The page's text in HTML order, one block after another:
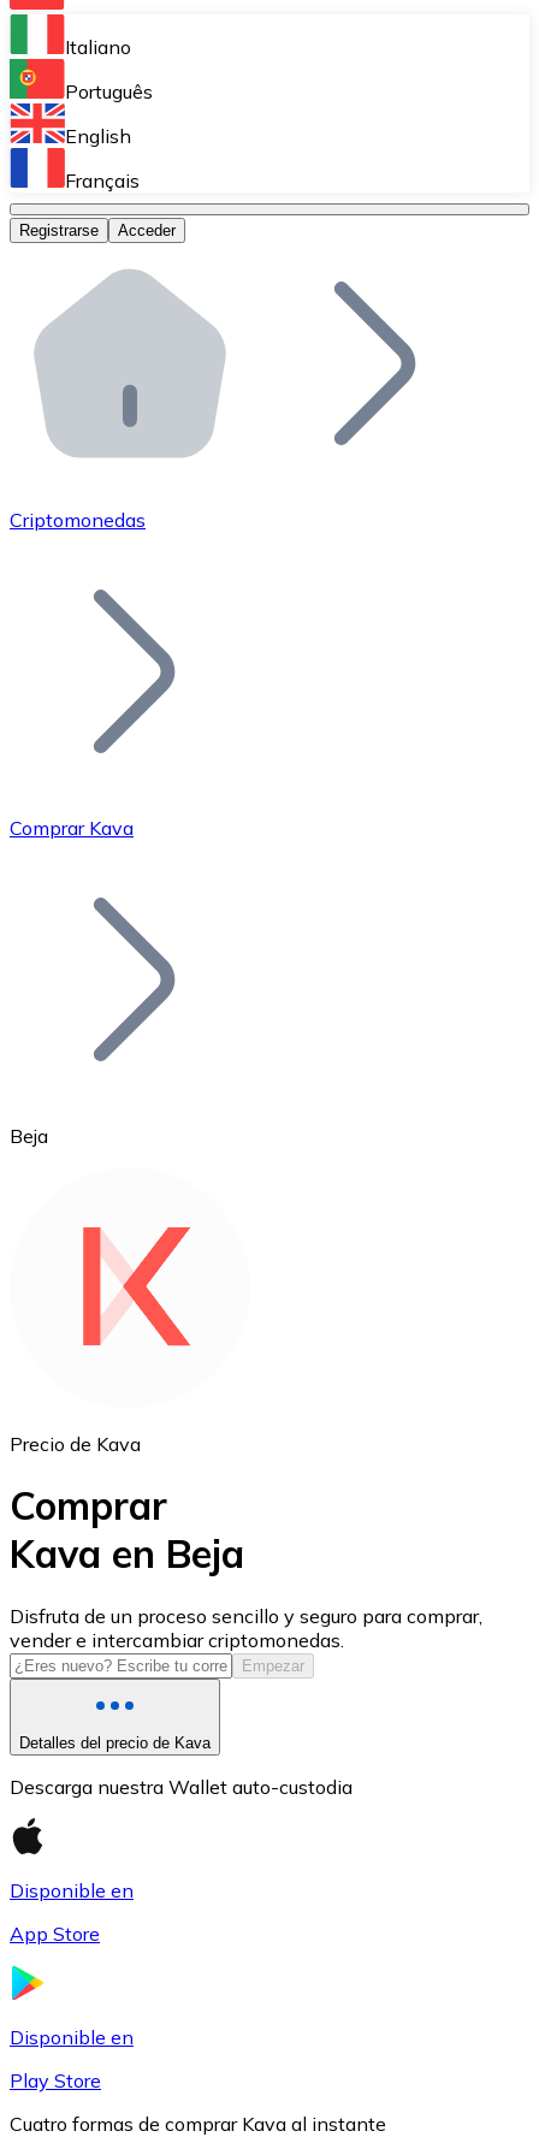
Bitnovo Ramp
Integra nuestra solución en tu plataforma.
Bitnovo Giftcards
Bitnovo OTC
Bitnovo ATM
Integra un ATM Bitnovo en tu negocio y permite que
Bitnovo API
Integra nuestra API en tu ecosistema.
Únete a nuestra red de distribuidores.
Añade tu proyecto a nuestro ecosistema.
Bitcoin
Ethereum
USD Coin
USDC
Italiano
Português
English
Français
Registrarse Acceder
Criptomonedas
Comprar Kava
Beja
Precio de Kava
Comprar
Kava en Beja
Disfruta de un proceso sencillo y seguro para comprar,
vender e intercambiar criptomonedas.
Empezar
Detalles del precio de Kava
Descarga nuestra Wallet auto-custodia
Disponible en
App Store
Disponible en
Play Store
Cuatro formas de comprar Kava al instante